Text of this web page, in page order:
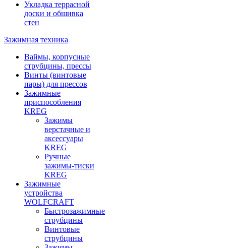
Укладка террасной
доски и обшивка
стен
Зажимная техника
Ваймы, корпусные
струбцины, прессы
Винты (винтовые
пары) для прессов
Зажимные
приспособления
KREG
Зажимы
верстачные и
аксессуары
KREG
Ручные
зажимы-тиски
KREG
Зажимные
устройства
WOLFCRAFT
Быстрозажимные
струбцины
Винтовые
струбцины